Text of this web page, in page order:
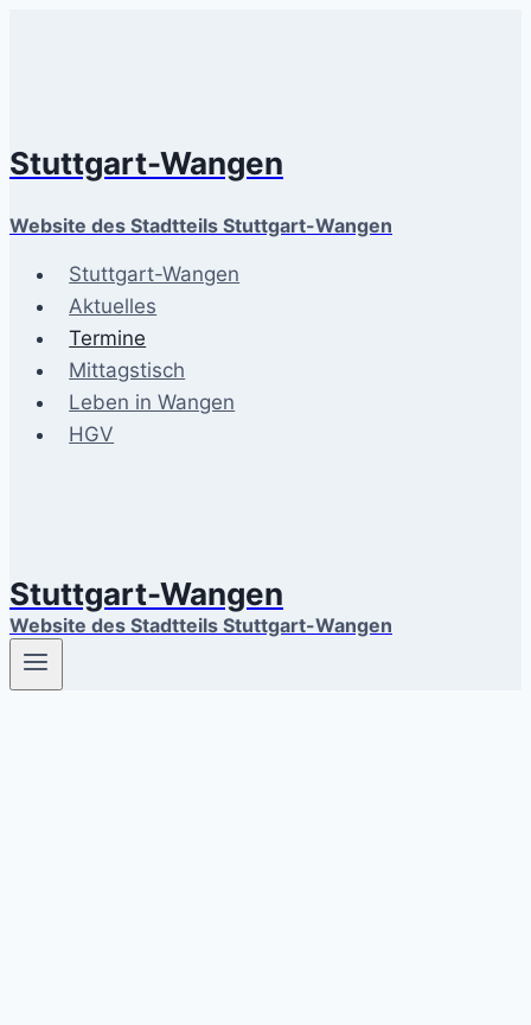
Stuttgart-Wangen
Website des Stadtteils Stuttgart-Wangen
Stuttgart-Wangen
Aktuelles
Termine
Mittagstisch
Leben in Wangen
HGV
Stuttgart-Wangen
Website des Stadtteils Stuttgart-Wangen